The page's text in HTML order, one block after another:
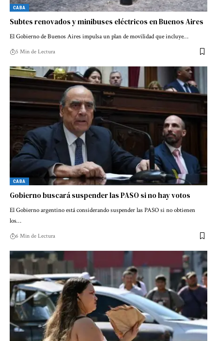
CABA
Subtes renovados y minibuses eléctricos en Buenos Aires
El Gobierno de Buenos Aires impulsa un plan de movilidad que incluye…
5 Min de Lectura
CABA
Gobierno buscará suspender las PASO si no hay votos
El Gobierno argentino está considerando suspender las PASO si no obtienen
los…
6 Min de Lectura